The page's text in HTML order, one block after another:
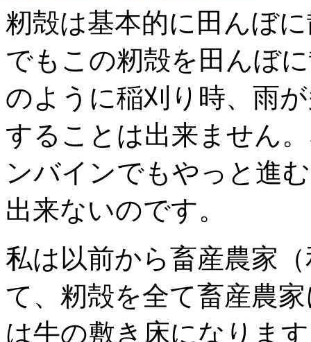
籾殻は基本的に田んぼ
でもこの籾殻を田んぼ
のように稲刈り時、雨
することは出来ません
ンバインでもやっと進
出来ないのです。
私は以前から畜産農家
て、籾殻を全て畜産農
は牛の敷き床になりま